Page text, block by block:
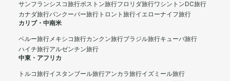
サンフランシスコ旅行ボストン旅行フロリダ旅行ワシントンDC旅行
カナダ旅行バンクーバー旅行 トロント旅行イエローナイフ旅行
カリブ・中南米
ペルー旅行メキシコ旅行カンクン旅行ブラジル旅行キューバ旅行
ハイチ旅行アルゼンチン旅行
中東・アフリカ
トルコ旅行イスタンブール旅行アンカラ旅行イズミール旅行